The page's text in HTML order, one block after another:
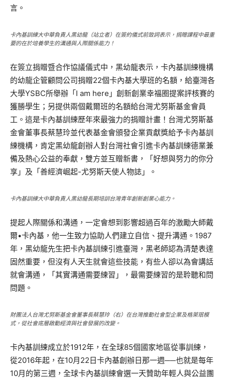
言。
卡內基訓練大中華負責人黑幼龍（站立者）在簽約儀式前致詞表示，捐贈課程中最重
要的在於培養學生的溝通與人際關係能力！
在簽立捐贈暨合作協議儀式中，黑幼龍表示，卡內基訓練機構
的幼龍企管顧問公司捐贈22個卡內基大學班的名額，給臺灣各
大學YSBC所舉辦「I am here」創新創業幸福圈提案評核賽的
獲勝學生；另提供兩個戴爾班的名額給台灣尤努斯基金會員
工。這是卡內基訓練歷年來最強力的捐贈計畫！台灣尤努斯基
金會董事長蔡慧玲並代表基金會頒發企業貢獻獎給予卡內基訓
練機構，肯定黑幼龍創辦人對台灣社會引進卡內基訓練德業兼
備及熱心公益的奉獻，雙方並互贈新書，「好想與努力的你分
享」及「善經濟崛起-尤努斯天使人物誌」。
卡內基訓練大中華負責人黑幼龍長期培訓台灣青年創新創業心能力。
提起人際關係和溝通，一定會想到影響超過百年的激勵大師戴
爾•卡內基，他一生致力協助人們建立自信、提升溝通。1987
年，黑幼龍先生把卡內基訓練引進臺灣，黑老師認為清楚表達
固然重要，但沒有人天生就會這些技能，有些人卻以為會講話
就會溝通，「其實溝通需要練習」，最需要練習的是聆聽和問
問題。
財團法人台灣尤努斯基金會董事長蔡慧玲（右）在台灣推動社會型企業及格萊珉模
式，從社會底層啟動經濟與社會發展的改變。
卡內基訓練成立於1912年，在全球85個國家地區從事訓練，
從2016年起，在10月22日卡內基創辦日那一週──也就是每年
10月的第三週，全球卡內基訓練會選一天贊助年輕人與公益團